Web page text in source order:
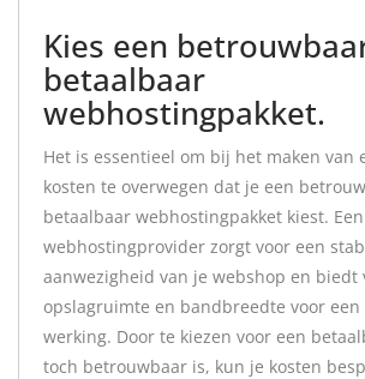
Kies een
betaalbaar
webhostingpakket.
Het is essentieel om bij het maken van
kosten te overwegen dat je een
betaalbaar webhostingpakket kiest.
webhostingprovider zorgt voor een
aanwezigheid van je webshop en biedt
opslagruimte en bandbreedte voor een
werking. Door te kiezen voor een
toch betrouwbaar is, kun je kosten